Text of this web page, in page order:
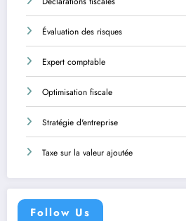
Évaluation des risques
Expert comptable
Optimisation fiscale
Stratégie d'entreprise
Taxe sur la valeur ajoutée
Follow Us